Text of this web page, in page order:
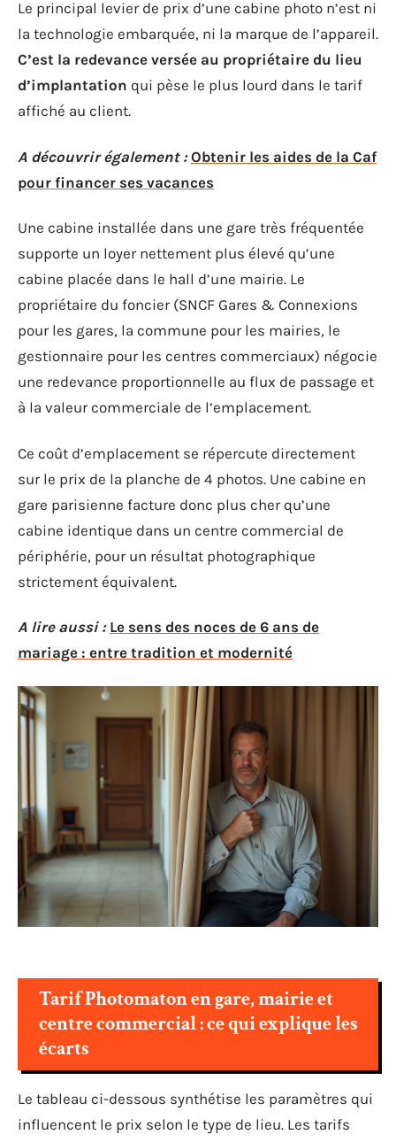
Le principal levier de prix d’une cabine photo n’est ni
la technologie embarquée, ni la marque de l’appareil.
C’est la redevance versée au propriétaire du lieu
d’implantation qui pèse le plus lourd dans le tarif
affiché au client.
A découvrir également : Obtenir les aides de la Caf
pour financer ses vacances
Une cabine installée dans une gare très fréquentée
supporte un loyer nettement plus élevé qu’une
cabine placée dans le hall d’une mairie. Le
propriétaire du foncier (SNCF Gares & Connexions
pour les gares, la commune pour les mairies, le
gestionnaire pour les centres commerciaux) négocie
une redevance proportionnelle au flux de passage et
à la valeur commerciale de l’emplacement.
Ce coût d’emplacement se répercute directement
sur le prix de la planche de 4 photos. Une cabine en
gare parisienne facture donc plus cher qu’une
cabine identique dans un centre commercial de
périphérie, pour un résultat photographique
strictement équivalent.
A lire aussi : Le sens des noces de 6 ans de
mariage : entre tradition et modernité
Tarif Photomaton en gare, mairie et
centre commercial : ce qui explique les
écarts
Le tableau ci-dessous synthétise les paramètres qui
influencent le prix selon le type de lieu. Les tarifs